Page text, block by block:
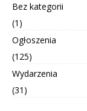
Bez kategorii
(1)
Ogłoszenia
(125)
Wydarzenia
(31)